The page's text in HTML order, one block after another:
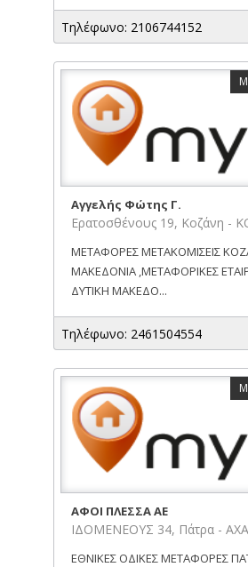
Τηλέφωνο: 2106744152
Αγγελής Φώτης Γ.
Ερατοσθένους 19, Κοζάνη -
ΜΕΤΑΦΟΡΕΣ ΜΕΤΑΚΟΜΙΣΕΙΣ
ΜΑΚΕΔΟΝΙΑ ,ΜΕΤΑΦΟΡΙΚΕΣ
ΔΥΤΙΚΗ ΜΑΚΕΔΟ...
Τηλέφωνο: 2461504554
ΑΦΟΙ ΠΛΕΣΣΑ ΑΕ
ΙΔΟΜΕΝΕΟΥΣ 34, Πάτρα -
ΕΘΝΙΚΕΣ ΟΔΙΚΕΣ ΜΕΤΑΦΟΡΕΣ